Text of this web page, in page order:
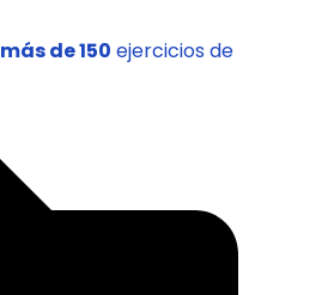
más de 150 ejercicios de